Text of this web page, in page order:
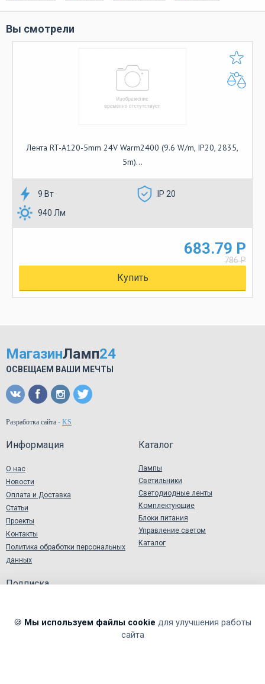
Вы смотрели
Лента RT-A120-5mm 24V Warm2400 (9.6 W/m, IP20, 2835,
5m)...
9 Вт
IP 20
940 Лм
683.79 Р
786 Р
Купить
МагазинЛамп24
ОСВЕЩАЕМ ВАШИ МЕЧТЫ
Разработка сайта - KS
Информация
О нас
Новости
Оплата и Доставка
Статьи
Проекты
Контакты
Политика обработки персональных
данных
Каталог
Лампы
Светильники
Светодиодные ленты
Комплектующие
Блоки питания
Управление светом
Каталог
Подписка
Я подтверждаю и принимаюСогласие на обработку
🍪 Мы используем файлы cookie для улучшения работы
сайта